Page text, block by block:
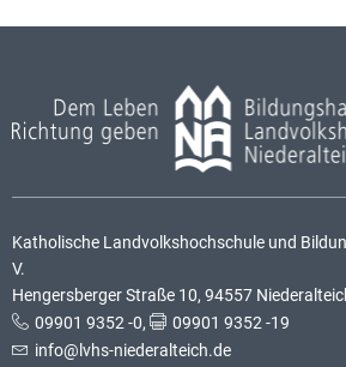
Katholische Landvolkshochschule und
V.
Hengersberger Straße 10, 94557
09901 9352 -0,
09901 9352 -19
info@lvhs-niederalteich.de